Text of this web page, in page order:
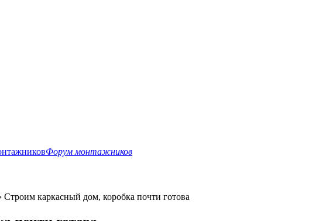
Форум монтажников
› Строим каркасный дом, коробка почти готова